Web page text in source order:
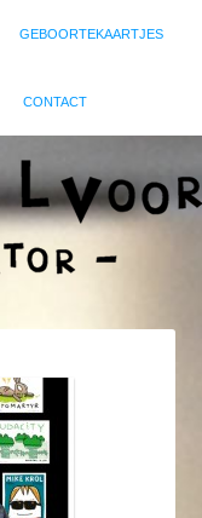
GEBOORTEKAARTJES
CONTACT